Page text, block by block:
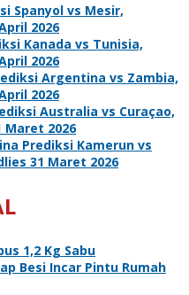
Spanyol vs Mesir,
2026
Kanada vs Tunisia,
2026
Argentina vs Zambia,
2026
Australia vs Curaçao,
2026
Prediksi Kamerun vs
31 Maret 2026
1,2 Kg Sabu
Besi Incar Pintu Rumah